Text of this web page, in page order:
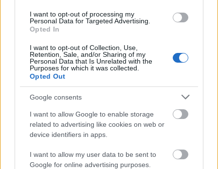
I want to opt-out of processing my
Personal Data for Targeted Advertising.
Opted In
I want to opt-out of Collection, Use,
Retention, Sale, and/or Sharing of my
Personal Data that Is Unrelated with the
Purposes for which it was collected.
Opted Out
Google consents
I want to allow Google to enable storage
related to advertising like cookies on web or
device identifiers in apps.
I want to allow my user data to be sent to
Google for online advertising purposes.
Lőszertorta álcahálósaláta-ágyon :-)